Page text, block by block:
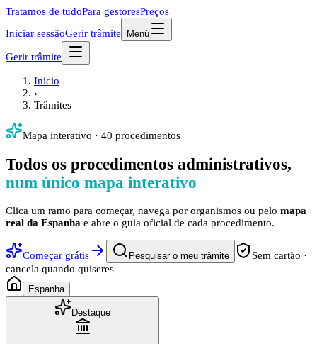
Tratamos de tudoPara gestoresPreços
Iniciar sessãoGerir trâmite Menú
Gerir trâmite
Início
›
Trâmites
Mapa interativo · 40 procedimentos
Todos os procedimentos administrativos,
num único mapa interativo
Clica um ramo para começar, navega por organismos ou pelo mapa
real da Espanha e abre o guia oficial de cada procedimento.
Começar grátis Pesquisar o meu trâmite
Sem cartão ·
cancela quando quiseres
Espanha
Destaque